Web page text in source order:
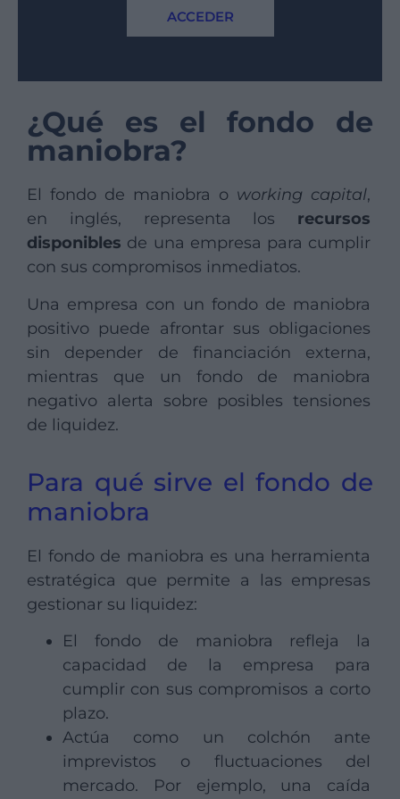
ACCEDER
¿Qué es el fondo de
maniobra?
El fondo de maniobra o working capital,
en inglés, representa los recursos
disponibles de una empresa para cumplir
con sus compromisos inmediatos.
Una empresa con un fondo de maniobra
positivo puede afrontar sus obligaciones
sin depender de financiación externa,
mientras que un fondo de maniobra
negativo alerta sobre posibles tensiones
de liquidez.
Para qué sirve el fondo de
maniobra
El fondo de maniobra es una herramienta
estratégica que permite a las empresas
gestionar su liquidez:
El fondo de maniobra refleja la
capacidad de la empresa para
cumplir con sus compromisos a corto
plazo.
Actúa como un colchón ante
imprevistos o fluctuaciones del
mercado. Por ejemplo, una caída